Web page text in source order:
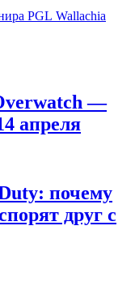
PGL Wallachia
—
апреля
почему
друг с